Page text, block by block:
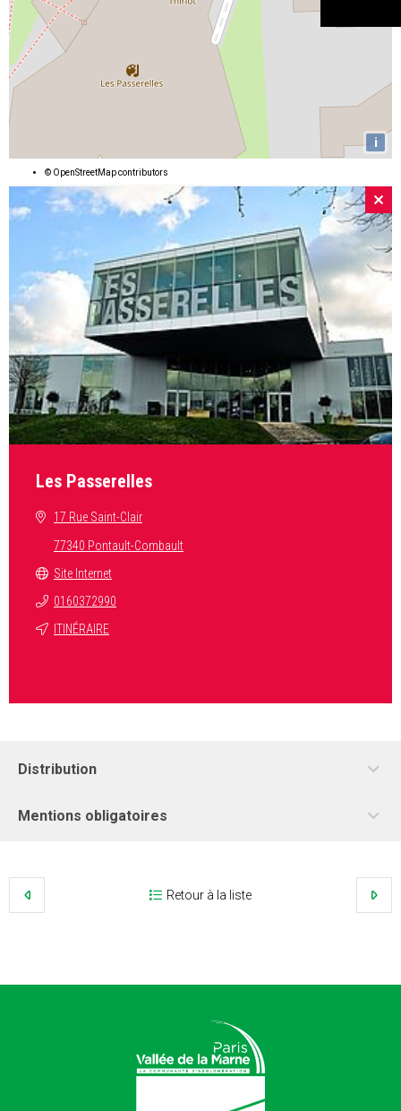
i
© OpenStreetMapcontributors
Les Passerelles
17 Rue Saint-Clair
77340 Pontault-Combault
Site Internet
0160372990
ITINÉRAIRE
Distribution
Mentions obligatoires
Retour à la liste